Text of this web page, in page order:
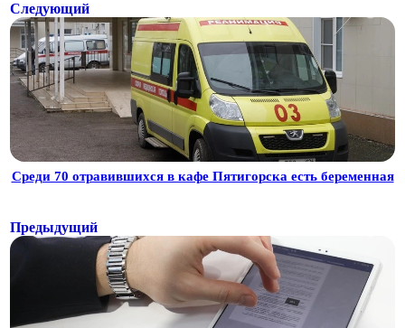
Следующий
Среди 70 отравившихся в кафе Пятигорска есть беременная
Предыдущий